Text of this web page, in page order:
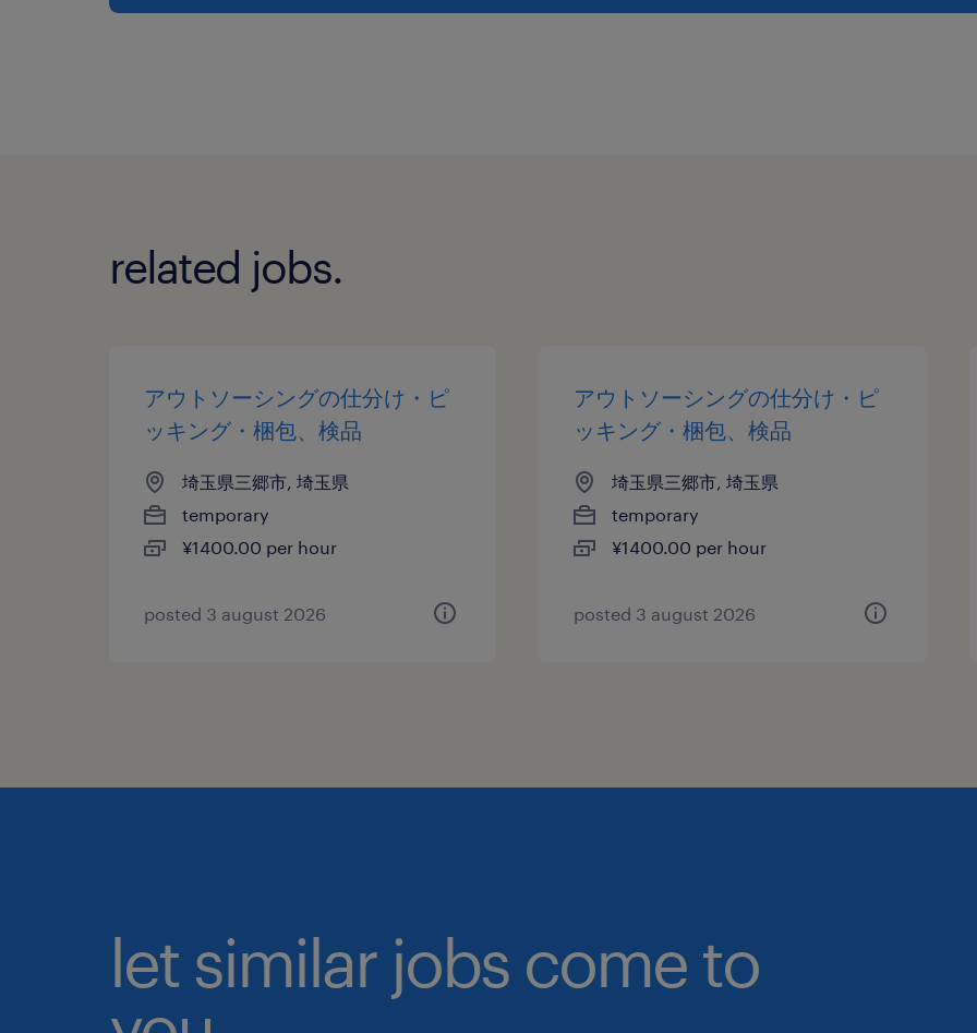
related jobs.
アウトソーシングの仕分け・ピ
ッキング・梱包、検品
埼玉県三郷市, 埼玉県
temporary
¥1400.00 per hour
posted 3 august 2026
アウトソーシングの仕分け・ピ
ッキング・梱包、検品
埼玉県三郷市, 埼玉県
temporary
¥1400.00 per hour
posted 3 august 2026
let similar jobs come to